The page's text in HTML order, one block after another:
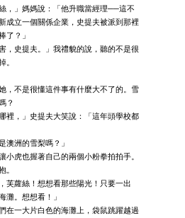
，」媽媽說：「他升職當經理──這不
成立一個關係企業，史提夫被派到那裡
了？」
，史提夫。」我禮貌的說，聽的不是很
。
，不是很懂這件事有什麼大不了的。雪
？
裡，」史提夫大笑說：「這年頭學校都
洲的雪梨嗎？」
虎也握著自己的兩個小粉拳拍拍手。
。
芙蘿絲！想想看那些陽光！只要一出
灘。想想看！」
在一大片白色的海灘上，袋鼠跳躍越過